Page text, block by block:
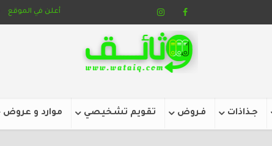
أعلن في الموقع
جـذاذات فـروض تقويم تشخيصي موارد و عروض